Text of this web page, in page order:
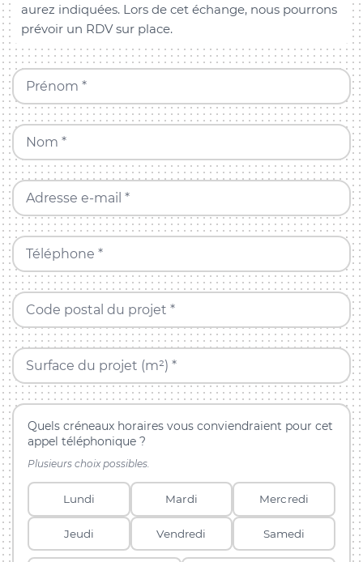
aurez indiquées. Lors de cet échange, nous pourrons
prévoir un RDV sur place.
Prénom *
Nom *
Adresse e-mail *
Téléphone *
Code postal du projet *
Surface du projet (m²) *
Quels créneaux horaires vous conviendraient pour cet
appel téléphonique ?
Plusieurs choix possibles.
Lundi Mardi Mercredi
Jeudi Vendredi Samedi